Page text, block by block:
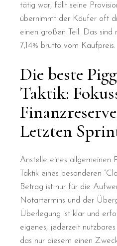
tätig war, fällt seine
übernimmt der Käufer oft
einen großen Teil. Das sind
7,14% brutto vom Kaufpreis.
Die beste
Taktik:
Letzten
Anstelle eines allgemeinen
Taktik eines besonderen
Betrag ist nur für die
Notartermins und der
Überlegung ist klar und
eigenes, jederzeit
das nur diesem einen